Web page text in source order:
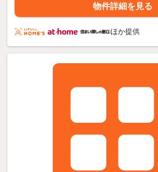
物件詳細を見る
ほか提供